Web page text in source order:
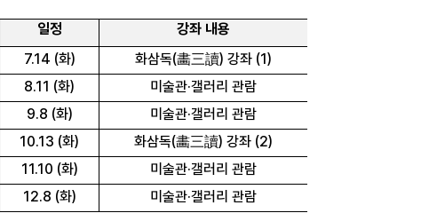
일정
강좌 내용
7.14 (화) 화삼독(畵三讀) 강좌 (1)
8.11 (화) 미술관·갤러리 관람
9.8 (화) 미술관·갤러리 관람
10.13 (화) 화삼독(畵三讀) 강좌 (2)
11.10 (화) 미술관·갤러리 관람
12.8 (화) 미술관·갤러리 관람